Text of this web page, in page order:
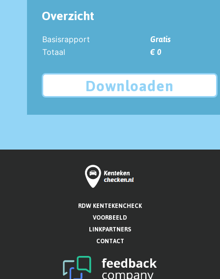
Overzicht
Basisrapport
Gratis
Totaal
€ 0
Downloaden
RDW KENTEKENCHECK
VOORBEELD
LINKPARTNERS
CONTACT